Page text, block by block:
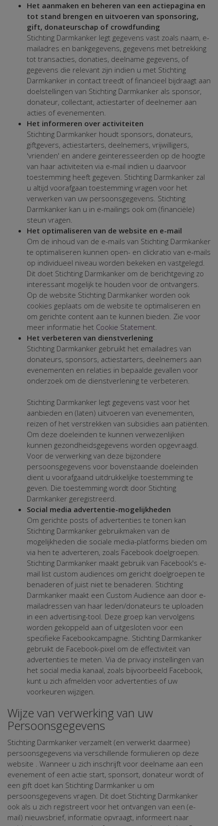
Het aanmaken en beheren van een actiepagina en
tot stand brengen en uitvoeren van sponsoring,
gift, donateurschap of crowdfunding
Stichting Darmkanker legt gegevens vast zoals naam, e-
mailadres en bankgegevens, gegevens met betrekking
tot transacties, donaties, deelname gegevens, of
gegevens die relevant zijn indien u met Stichting
Darmkanker in contact treedt of financieel bijdraagt aan
doelstellingen van Stichting Darmkanker als sponsor,
donateur, collectant, actiestarter of deelnemer aan
acties of evenementen.
Het informeren over activiteiten
Stichting Darmkanker houdt sponsors, donateurs,
giftgevers, actiestarters, deelnemers, vrijwilligers,
'vrienden' en andere geïnteresseerden op de hoogte
van haar activiteiten via e-mail indien u daarvoor
toestemming heeft gegeven. Stichting Darmkanker zal
u altijd voorafgaan toestemming vragen voor het
verwerken van uw persoonsgegevens. Stichting
Darmkanker kan u in e-mailings ook om (financiële)
steun vragen.
Het optimaliseren van de website en e-mail
Om de inhoud van de e-mails van Stichting Darmkanker
te optimaliseren kunnen open- en clickratio van e-mails
op individueel niveau worden bekeken en vastgelegd.
Dit doet Stichting Darmkanker om de berichtgeving zo
interessant mogelijk te houden voor de ontvangers.
Op de website Stichting Darmkanker worden ook
cookies geplaats om de website te optimaliseren en
om gerichte content aan te kunnen bieden. Zie voor
meer informatie het Cookie Statement.
Het verbeteren van dienstverlening
Stichting Darmkanker gebruikt het emailadres van
donateurs, sponsors, actiestarters, deelnemers aan
evenementen en relaties in bepaalde gevallen voor
onderzoek om de dienstverlening te verbeteren.
Stichting Darmkanker legt gegevens vast voor het
aanbieden en (laten) uitvoeren van evenementen,
reizen of het verstrekken van subsidies aan patiënten.
Om deze doeleinden te kunnen verwezenlijken
kunnen gezondheidsgegevens worden opgevraagd.
Voor de verwerking van deze bijzondere
persoonsgegevens voor bovenstaande doeleinden
dient u voorafgaand uitdrukkelijke toestemming te
geven. Die toestemming wordt door Stichting
Darmkanker geregistreerd.
Social media advertentie-mogelijkheden
Om gerichte posts of advertenties te tonen kan
Stichting Darmkanker gebruikmaken van de
mogelijkheden die sociale media-platforms bieden om
via hen te adverteren, zoals Facebook doelgroepen.
Stichting Darmkanker maakt gebruik van Facebook's e-
mail list custom audiences om gericht doelgroepen te
benaderen of juist niet te benaderen. Stichting
Darmkanker maakt een Custom Audience aan door e-
mailadressen van haar leden/donateurs te uploaden
in een advertising-tool. Deze groep kan vervolgens
worden gekoppeld aan of uitgesloten voor een
specifieke Facebookcampagne. Stichting Darmkanker
gebruikt de Facebook-pixel om de effectiviteit van
advertenties te meten. Via de privacy instellingen van
het social media kanaal, zoals bijvoorbeeld Facebook,
kunt u zich afmelden voor advertenties of uw
voorkeuren wijzigen.
Wijze van verwerking van uw
Persoonsgegevens
Stichting Darmkanker verzamelt (en verwerkt daarmee)
persoonsgegevens via verschillende formulieren op deze
website . Wanneer u zich inschrijft voor deelname aan een
evenement of een actie start, sponsort, donateur wordt of
een gift doet kan Stichting Darmkanker u om
persoonsgegevens vragen. Dit doet Stichting Darmkanker
ook als u zich registreert voor het ontvangen van een (e-
mail) nieuwsbrief, informatie opvraagt, informeert naar